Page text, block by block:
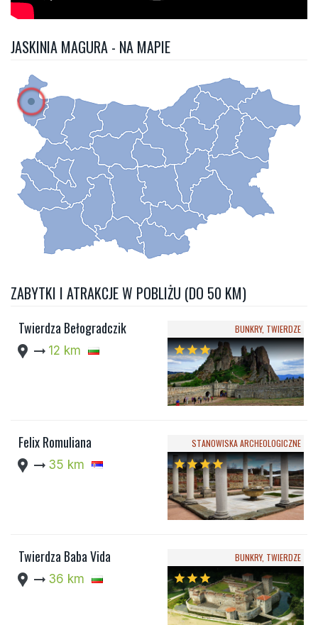
JASKINIA MAGURA - NA MAPIE
ZABYTKI I ATRAKCJE W POBLIŻU (DO 50 KM)
Twierdza Bełogradczik
location_pin arrow_right_alt 12 km
BUNKRY, TWIERDZE
starstarstar
Felix Romuliana
location_pin arrow_right_alt 35 km
STANOWISKA ARCHEOLOGICZNE
starstarstarstar
Twierdza Baba Vida
location_pin arrow_right_alt 36 km
BUNKRY, TWIERDZE
starstarstar